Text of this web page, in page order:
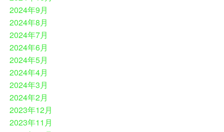
2024年9月
2024年8月
2024年7月
2024年6月
2024年5月
2024年4月
2024年3月
2024年2月
2023年12月
2023年11月